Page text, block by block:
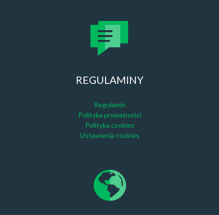
REGULAMINY
Regulamin
Polityka prywatności
Polityka cookies
Ustawienia cookies